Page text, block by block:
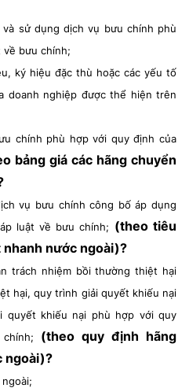
sử dụng dịch vụ bưu chính phù
về bưu chính;
ký hiệu đặc thù hoặc các yếu tố
doanh nghiệp được thể hiện trên
chính phù hợp với quy định của
bảng giá các hãng chuyển
vụ bưu chính công bố áp dụng
luật về bưu chính; (theo tiêu
nước ngoài)?
trách nhiệm bồi thường thiệt hại
hại, quy trình giải quyết khiếu nại
quyết khiếu nại phù hợp với quy
(theo quy định hãng
ngoài)?